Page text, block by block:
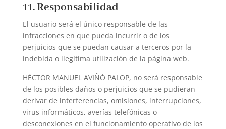
11. Responsabilidad
El usuario será el único responsable de las
infracciones en que pueda incurrir o de los
perjuicios que se puedan causar a terceros por la
indebida o ilegítima utilización de la página web.
HÉCTOR MANUEL AVIÑÓ PALOP, no será responsable
de los posibles daños o perjuicios que se pudieran
derivar de interferencias, omisiones, interrupciones,
virus informáticos, averías telefónicas o
desconexiones en el funcionamiento operativo de los